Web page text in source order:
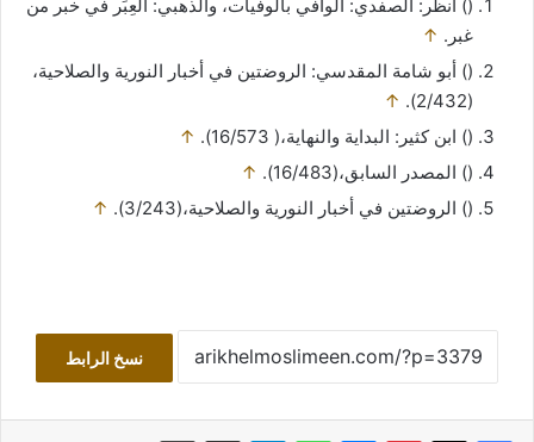
() انظر: الصفدي: الوافي بالوفيات، والذهبي: العِبَر في خبر من
غبر. ↑
() أبو شامة المقدسي: الروضتين في أخبار النورية والصلاحية،
(2/432).
↑
() ابن كثير: البداية والنهاية،( 16/573).
↑
() المصدر السابق،(16/483).
↑
() الروضتين في أخبار النورية والصلاحية،(3/243).
↑
نسخ الرابط